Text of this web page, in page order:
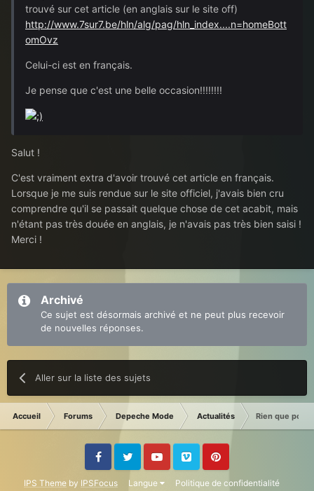
trouvé sur cet article (en anglais sur le site off)
http://www.7sur7.be/hln/alg/pag/hln_index....n=homeBott
omOvz
Celui-ci est en français.
Je pense que c'est une belle occasion!!!!!!!!
Salut !
C'est vraiment extra d'avoir trouvé cet article en français.
Lorsque je me suis rendue sur le site officiel, j'avais bien cru
comprendre qu'il se passait quelque chose de cet acabit, mais
n'étant pas très douée en anglais, je n'avais pas très bien saisi !
Merci !
Archivé
Ce sujet est désormais archivé et ne peut plus recevoir
de nouvelles réponses.
Aller sur la liste des sujets
Accueil Forums Depeche Mode Actualités Rien que pour
IPS Theme by IPSFocus Langue
Politique de confidentialité
FacebookTwitter Youtube Vimeo Pinterest